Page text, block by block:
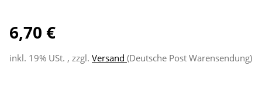
6,70 €
inkl. 19% USt. , zzgl. Versand (Deutsche Post Warensendung)